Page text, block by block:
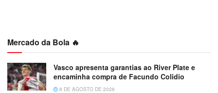
Mercado da Bola 🔥
Vasco apresenta garantias ao River Plate e
encaminha compra de Facundo Colidio
6 DE AGOSTO DE 2026